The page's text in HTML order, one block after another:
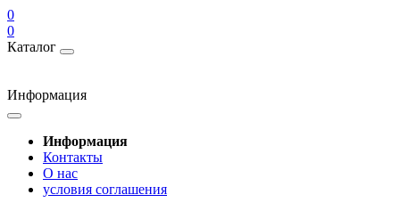
0
0
Каталог
Информация
Информация
Контакты
О нас
условия соглашения